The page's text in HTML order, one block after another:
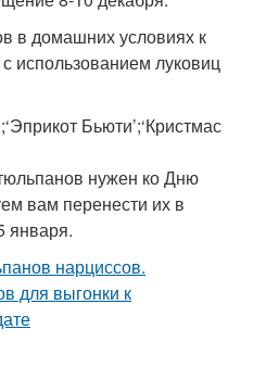
в домашних условиях к
использованием луковиц
Бьюти’;‘Кристмас
нужен ко Дню
вам перенести их в
января.